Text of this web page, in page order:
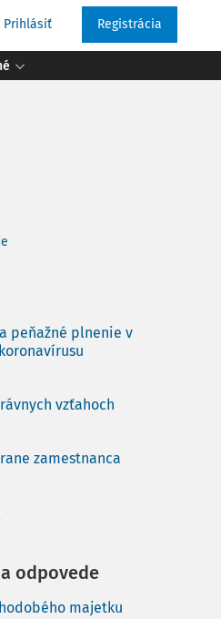
Prihlásiť Registrácia
peňažné plnenie v
vzťahoch
zamestnanca
odpovede
majetku